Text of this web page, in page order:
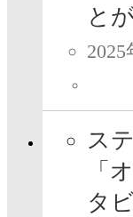
と
2025
ス
「
タ